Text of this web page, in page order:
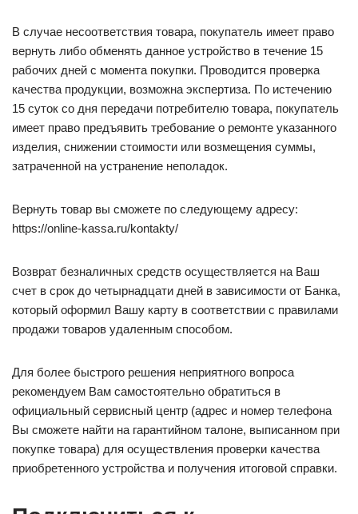
В случае несоответствия товара, покупатель имеет право
вернуть либо обменять данное устройство в течение 15
рабочих дней с момента покупки. Проводится проверка
качества продукции, возможна экспертиза. По истечению
15 суток со дня передачи потребителю товара, покупатель
имеет право предъявить требование о ремонте указанного
изделия, снижении стоимости или возмещения суммы,
затраченной на устранение неполадок.
Вернуть товар вы сможете по следующему адресу:
https://online-kassa.ru/kontakty/
Возврат безналичных средств осуществляется на Ваш
счет в срок до четырнадцати дней в зависимости от Банка,
который оформил Вашу карту в соответствии с правилами
продажи товаров удаленным способом.
Для более быстрого решения неприятного вопроса
рекомендуем Вам самостоятельно обратиться в
официальный сервисный центр (адрес и номер телефона
Вы сможете найти на гарантийном талоне, выписанном при
покупке товара) для осуществления проверки качества
приобретенного устройства и получения итоговой справки.